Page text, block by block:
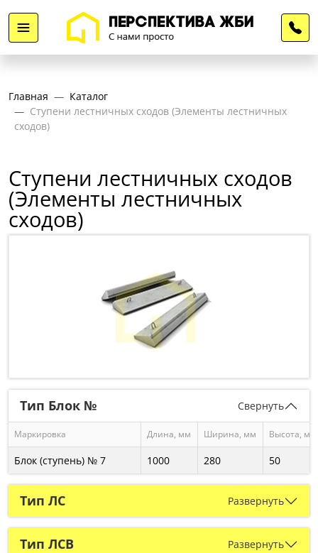
Главная
Каталог
Ступени лестничных сходов (Элементы лестничных
сходов)
Ступени лестничных сходов
(Элементы лестничных
сходов)
Тип Блок № Свернуть
Маркировка Длина, мм Ширина, мм Высота, мм
Блок (ступень) № 7 1000 280 50
Тип ЛС Развернуть
Тип ЛСВ Развернуть